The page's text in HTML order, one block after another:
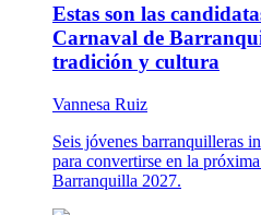
Estas son las
Carnaval de
tradición y cultura
Vannesa Ruiz
Seis jóvenes barranquilleras
para convertirse en la
Barranquilla 2027.